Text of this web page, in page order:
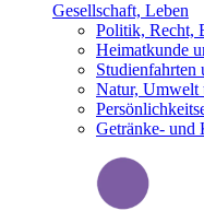
Gesellschaft, Leben
Politik, Recht,
Heimatkunde
Studienfahrten
Natur, Umwelt
Getränke- und